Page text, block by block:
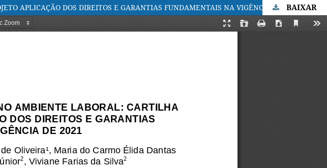
APLICAÇÃO DOS DIREITOS E GARANTIAS FUNDAMENTAIS NA VIGÊNCIA DE 2021BAIXAR